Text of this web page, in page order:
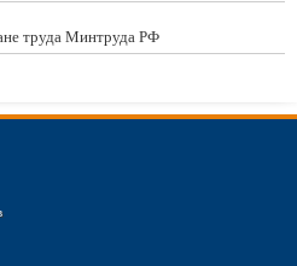
труда Минтруда РФ